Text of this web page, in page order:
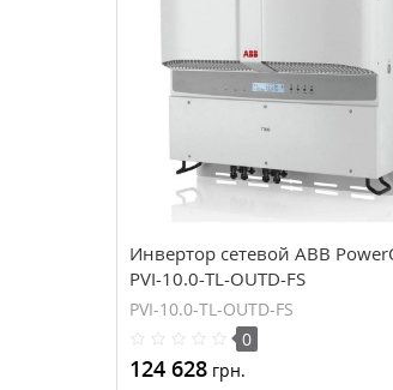
Инвертор сетевой ABB
PVI-10.0-TL-OUTD-FS
PVI-10.0-TL-OUTD-FS
0
124 628 грн.